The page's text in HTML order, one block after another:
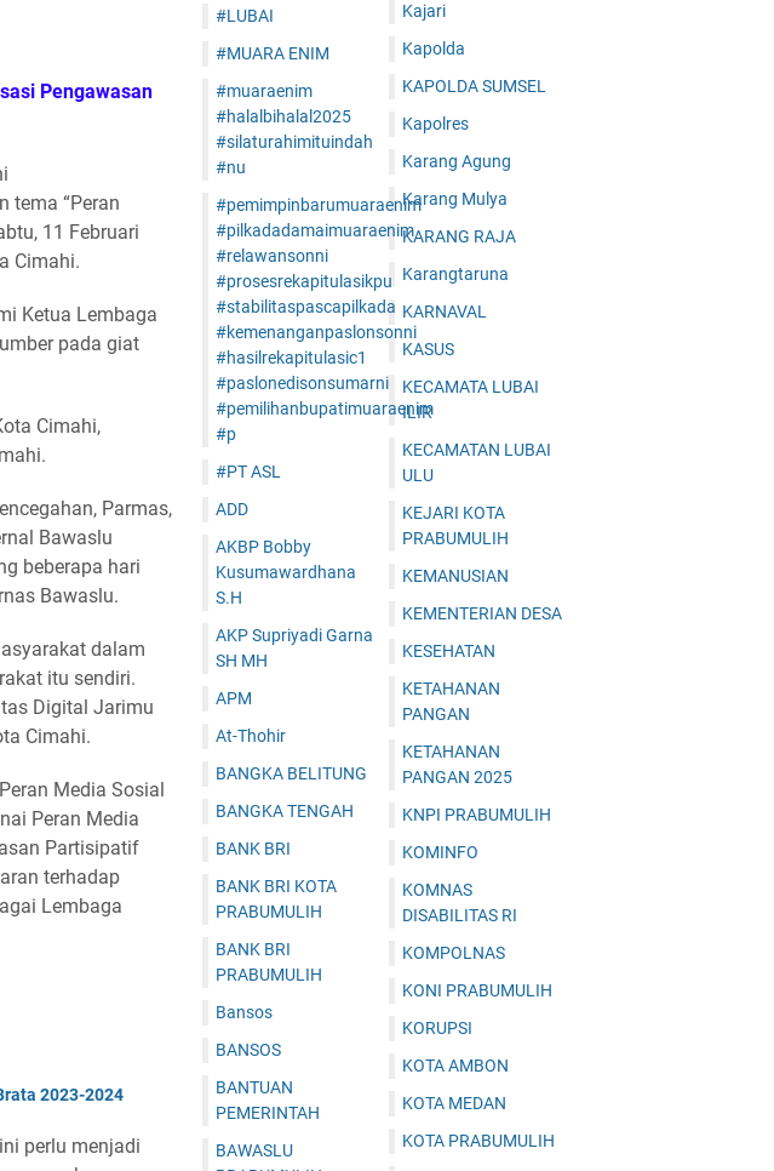
Pengawasan
tema “Peran
11 Februari
Cimahi.
Ketua Lembaga
pada giat
Cimahi,
Parmas,
Bawaslu
beberapa hari
Bawaslu.
dalam
itu sendiri.
Digital Jarimu
Cimahi.
Media Sosial
Peran Media
Partisipatif
terhadap
Lembaga
2023-2024
perlu menjadi
#LUBAI
#MUARA ENIM
#muaraenim
#halalbihalal2025
#silaturahimituindah
#nu
#pemimpinbarumuaraenim
#pilkadadamaimuaraenim
#relawansonni
#prosesrekapitulasikpu
#stabilitaspascapilkada
#kemenanganpaslonsonni
#hasilrekapitulasic1
#paslonedisonsumarni
#pemilihanbupatimuaraenim
#p
#PT ASL
ADD
AKBP Bobby
Kusumawardhana
S.H
AKP Supriyadi Garna
SH MH
APM
At-Thohir
BANGKA BELITUNG
BANGKA TENGAH
BANK BRI
BANK BRI KOTA
PRABUMULIH
BANK BRI
PRABUMULIH
Bansos
BANSOS
BANTUAN
PEMERINTAH
BAWASLU
Kajari
Kapolda
KAPOLDA SUMSEL
Kapolres
Karang Agung
Karang Mulya
KARANG RAJA
Karangtaruna
KARNAVAL
KASUS
KECAMATA LUBAI
ILIR
KECAMATAN LUBAI
ULU
KEJARI KOTA
PRABUMULIH
KEMANUSIAN
KEMENTERIAN DESA
KESEHATAN
KETAHANAN
PANGAN
KETAHANAN
PANGAN 2025
KNPI PRABUMULIH
KOMINFO
KOMNAS
DISABILITAS RI
KOMPOLNAS
KONI PRABUMULIH
KORUPSI
KOTA AMBON
KOTA MEDAN
KOTA PRABUMULIH